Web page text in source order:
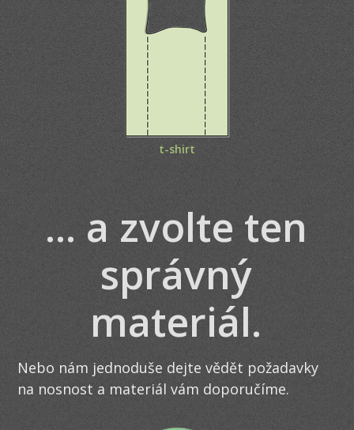
t-shirt
... a zvolte ten
správný
materiál.
Nebo nám jednoduše dejte vědět požadavky
na nosnost a materiál vám doporučíme.